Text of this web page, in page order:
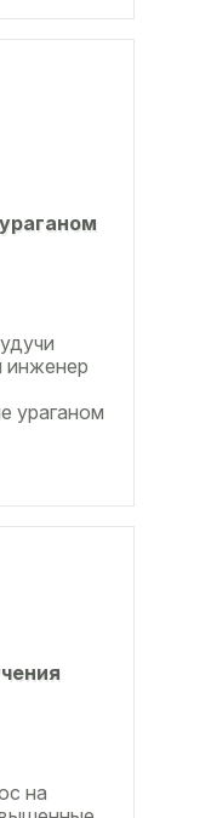
инженер
ураганом
не...
на